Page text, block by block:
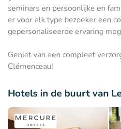
seminars en persoonlijke en
er voor elk type bezoeker een
gepersonaliseerde ervaring
Geniet van een compleet
Clémenceau!
Hotels in de buurt van